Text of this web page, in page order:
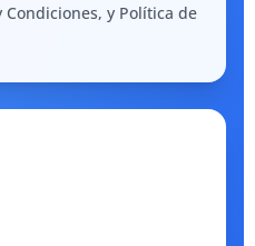
y Política de